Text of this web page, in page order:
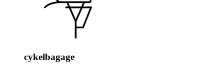
cykelbagage